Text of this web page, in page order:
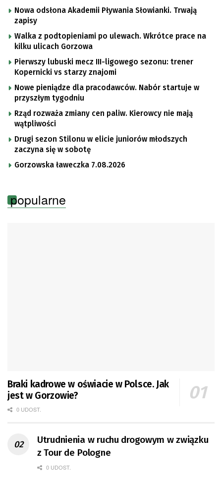
Nowa odsłona Akademii Pływania Słowianki. Trwają
zapisy
Walka z podtopieniami po ulewach. Wkrótce prace na
kilku ulicach Gorzowa
Pierwszy lubuski mecz III-ligowego sezonu: trener
Kopernicki vs starzy znajomi
Nowe pieniądze dla pracodawców. Nabór startuje w
przyszłym tygodniu
Rząd rozważa zmiany cen paliw. Kierowcy nie mają
wątpliwości
Drugi sezon Stilonu w elicie juniorów młodszych
zaczyna się w sobotę
Gorzowska ławeczka 7.08.2026
popularne
Braki kadrowe w oświacie w Polsce. Jak
jest w Gorzowie?
0 UDOST.
Utrudnienia w ruchu drogowym w związku
z Tour de Pologne
0 UDOST.